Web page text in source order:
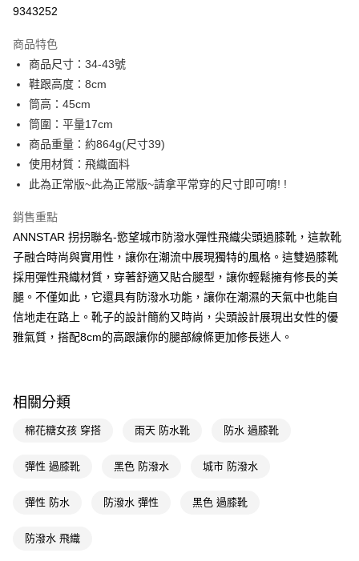
全支付
大哥付你分期
相關說明
1.本服務由台灣大哥大提供，台灣大哥大用戶可立即使用無須另外申請。
2.付款方式選擇「大哥付你分期」，訂單成立後會自動跳轉到大哥付的交易
流程，驗證手機門號後，選擇欲分期的期數、繳款截止日，確認付款後即完
成交易。
3.實際核准額度、可分期數及費用金額請依後續交易確認頁面所載為準。
4.訂單成立30分鐘內，如未前往確認交易或遇審核未通過，訂單將自動取
法說明評估內容。
1.分期款項不併入電信帳單，「大哥付你分期」於每月結算日後寄送繳費提
醒簡訊。
帳／街口支付／iPASS MONEY」等通路繳費。
【注意事項】
1.本服務係由「台灣大哥大股份有限公司」（以下簡稱本公司）所提供，讓
用戶於交易時，得透過本服務購買商品或服務，並由商店將買賣／分期付款
買賣價金債權讓與本公司後，依約使用本公司帳單繳交帳款。
AFTEE先享後付
相關說明
【關於「AFTEE先享後付」】
AFTEE先享後付是「在收到商品之後才付款」的支付方式。 讓您購物簡單
便利好安心！
１．簡單：不需註冊會員、不需綁卡、不需儲值。
２．便利：只要手機號碼，簡訊認證，即可結帳。
【「AFTEE先享後付」結帳流程】
１．於結帳方式選擇「AFTEE先享後付」後，將跳轉至「AFTEE先享後付」
結帳頁面，進行簡訊認證並確認金額後，即可完成結帳。
３．收到繳費通知簡訊後14天內，點擊此簡訊中的連結，可透過四大超商／
ATM／網路銀行／等多元方式進行付款，方視為交易完成。
※ 請注意：結帳手續完成當下不需立刻繳費，但若您需要取消訂單，請聯絡
購買商品的店家。未經商家同意取消之訂單仍視為有效，需透過AFTEE先享
後付繳納相關費用。
【注意事項】
１．透過由恩沛科技股份有限公司提供之「AFTEE先享後付」服務完成之交
２．關於個人資料處理事宜，請瀏覽以下網址：
３．未成年的使用者請事先徵得法定代理人或監護人之同意方可使用
４．使用「AFTEE先享後付」時，將依據個別帳號之用戶狀況，依本公司即
每筆NT$100，滿NT$999(含以上)免運費
國家/地區配送(非順豐配送，勿填寫順豐智能櫃地址) 查看運費
國家/地區配送(限中國大陸地區) 查看運費
9343252
商品特色
商品尺寸：34-43號
鞋跟高度：8cm
筒高：45cm
筒圍：平量17cm
商品重量：約864g(尺寸39)
使用材質：飛織面料
此為正常版~此為正常版~請拿平常穿的尺寸即可唷! !
銷售重點
ANNSTAR 拐拐聯名-慾望城市防潑水彈性飛織尖頭過膝靴，這款靴
子融合時尚與實用性，讓你在潮流中展現獨特的風格。這雙過膝靴
採用彈性飛織材質，穿著舒適又貼合腿型，讓你輕鬆擁有修長的美
腿。不僅如此，它還具有防潑水功能，讓你在潮濕的天氣中也能自
信地走在路上。靴子的設計簡約又時尚，尖頭設計展現出女性的優
雅氣質，搭配8cm的高跟讓你的腿部線條更加修長迷人。
相關分類
棉花糖女孩 穿搭 雨天 防水靴 防水 過膝靴
彈性 過膝靴 黑色 防潑水 城市 防潑水
彈性 防水 防潑水 彈性 黑色 過膝靴
防潑水 飛織